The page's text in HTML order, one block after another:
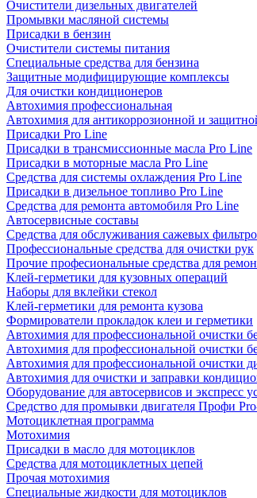
Очистители дизельных двигателей
Промывки масляной системы
Присадки в бензин
Очистители системы питания
Специальные срeдства для бензина
Защитные модифицирующие комплексы
Для очистки кондиционеров
Автохимия профессиональная
Автохимия для антикоррозионной и
Присадки Pro Line
Присадки в трансмиссионные масла Pro Line
Присадки в моторные масла Pro Line
Средства для системы охлаждения Pro Line
Присадки в дизельное топливо Pro Line
Средства для ремонта автомобиля Pro Line
Автосервисные составы
Средства для обслуживания сажевых
Профессиональные средства для очистки рук
Прочие професиональные средства для
Клей-герметики для кузовных операций
Наборы для вклейки стекол
Клей-герметики для ремонта кузова
Формирователи прокладок клеи и герметики
Автохимия для профессиональной очистки
Автохимия для профессиональной очистки
Автохимия для профессиональной очистки
Автохимия для очистки и заправки
Оборудование для автосервисов и экспресс
Средство для промывки двигателя Профи
Мотоциклетная программа
Мотохимия
Присадки в масло для мотоциклов
Средства для мотоциклетных цепей
Прочая мотохимия
Специальные жидкости для мотоциклов